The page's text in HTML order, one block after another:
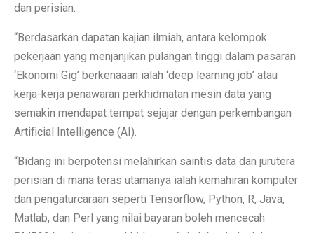
dan perisian.
“Berdasarkan dapatan kajian ilmiah, antara kelompok
pekerjaan yang menjanjikan pulangan tinggi dalam pasaran
‘Ekonomi Gig’ berkenaaan ialah ‘deep learning job’ atau
kerja-kerja penawaran perkhidmatan mesin data yang
semakin mendapat tempat sejajar dengan perkembangan
Artificial Intelligence (AI).
“Bidang ini berpotensi melahirkan saintis data dan jurutera
perisian di mana teras utamanya ialah kemahiran komputer
dan pengaturcaraan seperti Tensorflow, Python, R, Java,
Matlab, dan Perl yang nilai bayaran boleh mencecah